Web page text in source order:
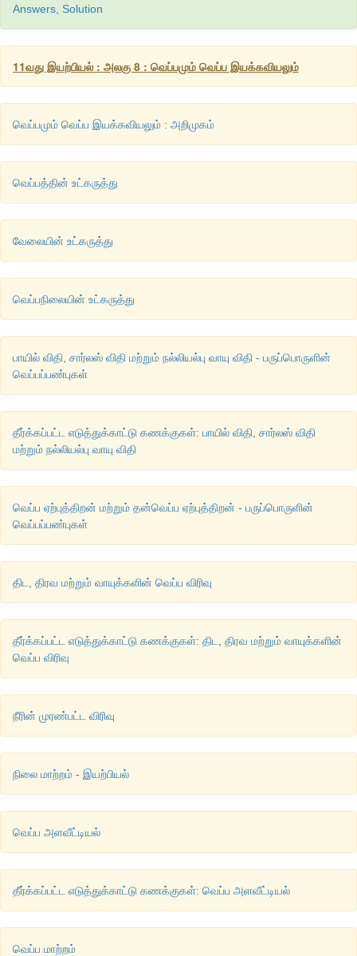
Answers, Solution
11வது இயற்பியல் : அலகு 8 : வெப்பமும் வெப்ப இயக்கவியலும்
வெப்பமும் வெப்ப இயக்கவியலும் : அறிமுகம்
வெப்பத்தின் உட்கருத்து
வேலையின் உட்கருத்து
வெப்பநிலையின் உட்கருத்து
பாயில் விதி, சார்லஸ் விதி மற்றும் நல்லியல்பு வாயு விதி - பருப்பொருளின்
வெப்பப்பண்புகள்
தீர்க்கப்பட்ட எடுத்துக்காட்டு கணக்குகள்: பாயில் விதி, சார்லஸ் விதி
மற்றும் நல்லியல்பு வாயு விதி
வெப்ப ஏற்புத்திறன் மற்றும் தன்வெப்ப ஏற்புத்திறன் - பருப்பொருளின்
வெப்பப்பண்புகள்
திட, திரவ மற்றும் வாயுக்களின் வெப்ப விரிவு
தீர்க்கப்பட்ட எடுத்துக்காட்டு கணக்குகள்: திட, திரவ மற்றும் வாயுக்களின்
வெப்ப விரிவு
நீரின் முரண்பட்ட விரிவு
நிலை மாற்றம் - இயற்பியல்
வெப்ப அளவீட்டியல்
தீர்க்கப்பட்ட எடுத்துக்காட்டு கணக்குகள்: வெப்ப அளவீட்டியல்
வெப்ப மாற்றம்